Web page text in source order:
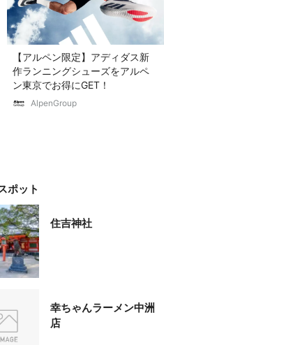
【アルペン限定】アディダス新
作ランニングシューズをアルペ
ン東京でお得にGET！
AlpenGroup
ポット
住吉神社
幸ちゃんラーメン中洲
店